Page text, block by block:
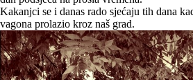
Kakanjci se i danas rado sjećaju tih dana
vagona prolazio kroz naš grad.